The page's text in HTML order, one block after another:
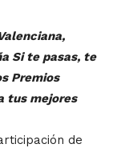
Si te pasas, te
Premios
tus mejores
de